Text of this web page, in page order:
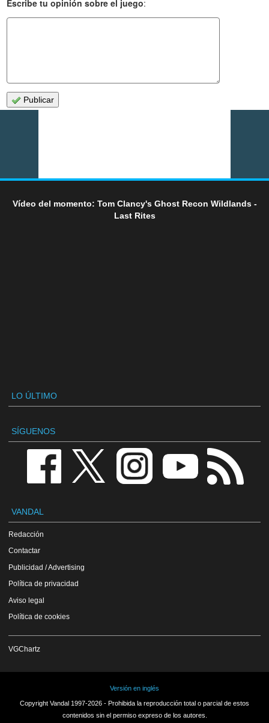
Escribe tu opinión sobre el juego:
Publicar
Vídeo del momento: Tom Clancy's Ghost Recon Wildlands -
Last Rites
LO ÚLTIMO
SÍGUENOS
VANDAL
Redacción
Contactar
Publicidad / Advertising
Política de privacidad
Aviso legal
Política de cookies
VGChartz
Versión en inglés
Copyright Vandal 1997-2026 - Prohibida la reproducción total o parcial de estos
contenidos sin el permiso expreso de los autores.